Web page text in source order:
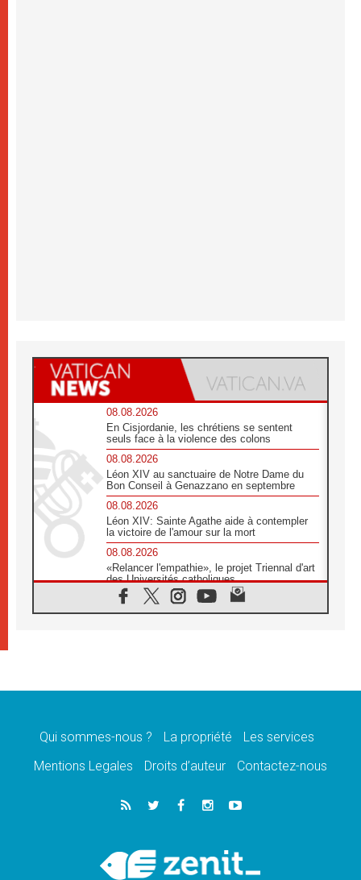
08.08.2026
En Cisjordanie, les chrétiens se sentent
seuls face à la violence des colons
08.08.2026
Léon XIV au sanctuaire de Notre Dame du
Bon Conseil à Genazzano en septembre
08.08.2026
Léon XIV: Sainte Agathe aide à contempler
la victoire de l'amour sur la mort
08.08.2026
«Relancer l'empathie», le projet Triennal d'art
des Universités catholiques
08.08.2026
Signis 2026, donner la parole aux religieuses
07.08.2026
07.08.2026
de l'Assomption et mémoire nationale
«La paix commence par l'empathie» estime
le cardinal Parolin
En Colombie, «la paix ne s'achète pas avec
une signature»
Qui sommes-nous ? La propriété
Les services
Mentions Legales
Droits d’auteur Contactez-nous